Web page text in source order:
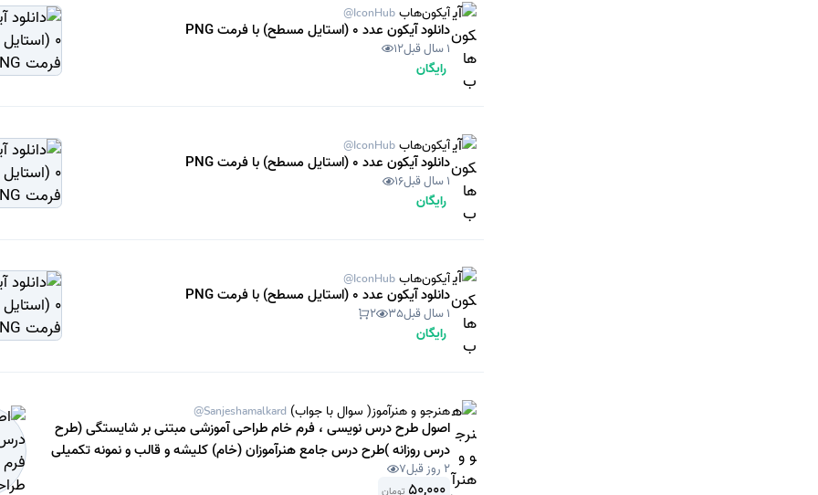
آیکون‌هاب @IconHub
دانلود آیکون عدد 0 (استایل مسطح) با فرمت PNG
1 سال قبل 12
رایگان
آیکون‌هاب @IconHub
دانلود آیکون عدد 0 (استایل مسطح) با فرمت PNG
1 سال قبل 16
رایگان
آیکون‌هاب @IconHub
دانلود آیکون عدد 0 (استایل مسطح) با فرمت PNG
1 سال قبل 35
2
رایگان
هنرجو و هنرآموز( سوال با جواب) @Sanjeshamalkard
اصول طرح درس نویسی ، فرم خام طراحی آموزشی مبتنی بر شایستگی (طرح
درس روزانه )طرح درس جامع هنرآموزان (خام) کلیشه و قالب و نمونه تکمیلی
جهت پودمان های دروس کارگاهی و هنرستان سال 1403.
2 روز قبل 7
50,000 تومان